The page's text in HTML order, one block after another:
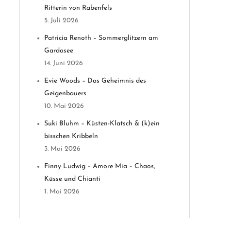
Ritterin von Rabenfels
5. Juli 2026
Patricia Renoth – Sommerglitzern am
Gardasee
14. Juni 2026
Evie Woods – Das Geheimnis des
Geigenbauers
10. Mai 2026
Suki Bluhm – Küsten-Klatsch & (k)ein
bisschen Kribbeln
3. Mai 2026
Finny Ludwig – Amore Mia – Chaos,
Küsse und Chianti
1. Mai 2026